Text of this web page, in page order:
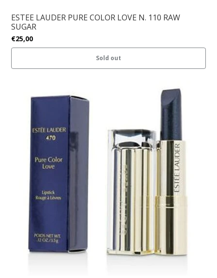
ESTEE LAUDER PURE COLOR LOVE N. 110 RAW
SUGAR
€25,00
Sold out